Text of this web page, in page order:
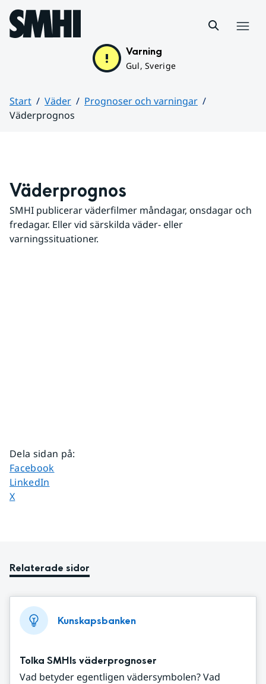
Hoppa till sidans innehåll
Varning
Gul, Sverige
Start Väder
Prognoser och varningar
Väderprognos
Väderprognos
SMHI publicerar väderfilmer måndagar, onsdagar och
fredagar. Eller vid särskilda väder- eller
varningssituationer.
Dela sidan på:
Dela sidan på
Facebook
Dela sidan på
LinkedIn
Dela sidan på
X
Relaterade sidor
Kunskapsbanken
Tolka SMHIs väderprognoser
Vad betyder egentligen vädersymbolen? Vad